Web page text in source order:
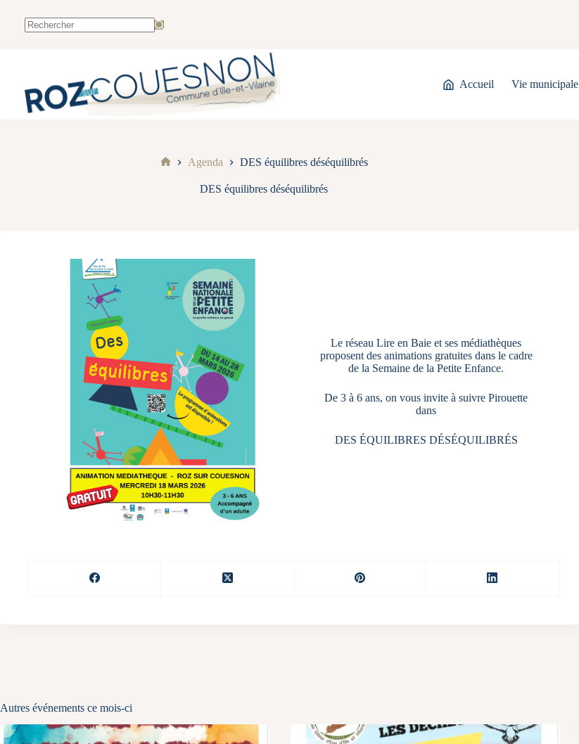
Accueil Vie municipale
Agenda DES équilibres déséquilibrés
DES équilibres déséquilibrés
Le réseau Lire en Baie et ses médiathèques
proposent des animations gratuites dans le cadre
de la Semaine de la Petite Enfance.
De 3 à 6 ans, on vous invite à suivre Pirouette
dans
DES ÉQUILIBRES DÉSÉQUILIBRÉS
Autres événements ce mois-ci